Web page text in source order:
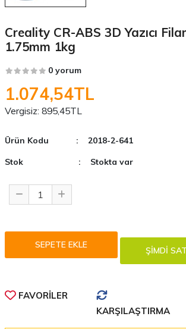
Creality CR-ABS 3D Yazıcı
1.75mm 1kg
0 yorum
1.074,54TL
Vergisiz: 895,45TL
Ürün Kodu
: 2018-2-641
Stok
: Stokta var
FAVORILER
KARŞILAŞTIRMA